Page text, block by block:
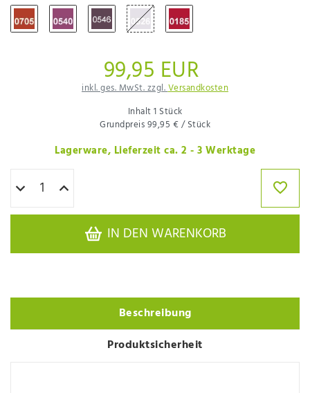
99,95 EUR
inkl. ges. MwSt. zzgl.Versandkosten
Inhalt1 Stück
Grundpreis99,95 € / Stück
Lagerware, Lieferzeit ca. 2 - 3 Werktage
IN DEN WARENKORB
Beschreibung
Produktsicherheit